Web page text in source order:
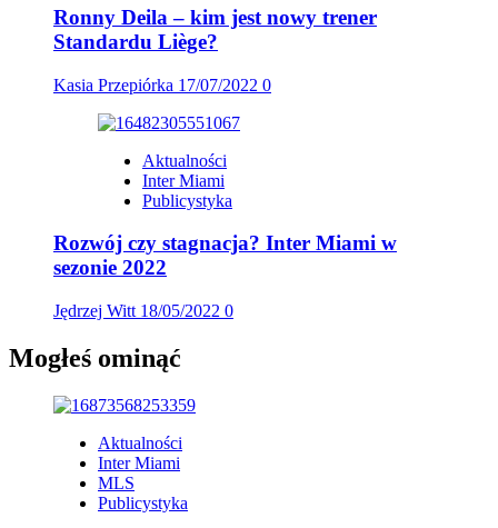
Ronny Deila – kim jest nowy trener
Standardu Liège?
Kasia Przepiórka 17/07/2022 0
Aktualności
Inter Miami
Publicystyka
Rozwój czy stagnacja? Inter Miami w
sezonie 2022
Jędrzej Witt 18/05/2022 0
Mogłeś ominąć
Aktualności
Inter Miami
MLS
Publicystyka